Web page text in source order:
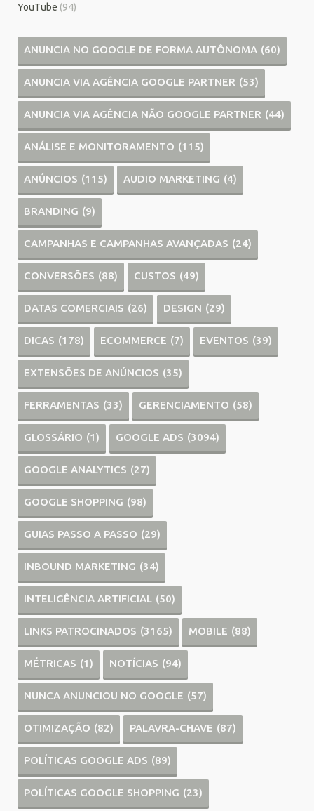
YouTube (94)
ANUNCIA NO GOOGLE DE FORMA AUTÔNOMA (60)
ANUNCIA VIA AGÊNCIA GOOGLE PARTNER (53)
ANUNCIA VIA AGÊNCIA NÃO GOOGLE PARTNER (44)
ANÁLISE E MONITORAMENTO (115)
ANÚNCIOS (115) AUDIO MARKETING (4)
BRANDING (9)
CAMPANHAS E CAMPANHAS AVANÇADAS (24)
CONVERSÕES (88) CUSTOS (49)
DATAS COMERCIAIS (26) DESIGN (29)
DICAS (178) ECOMMERCE (7) EVENTOS (39)
EXTENSÕES DE ANÚNCIOS (35)
FERRAMENTAS (33) GERENCIAMENTO (58)
GLOSSÁRIO (1) GOOGLE ADS (3094)
GOOGLE ANALYTICS (27)
GOOGLE SHOPPING (98)
GUIAS PASSO A PASSO (29)
INBOUND MARKETING (34)
INTELIGÊNCIA ARTIFICIAL (50)
LINKS PATROCINADOS (3165) MOBILE (88)
MÉTRICAS (1) NOTÍCIAS (94)
NUNCA ANUNCIOU NO GOOGLE (57)
OTIMIZAÇÃO (82) PALAVRA-CHAVE (87)
POLÍTICAS GOOGLE ADS (89)
POLÍTICAS GOOGLE SHOPPING (23)